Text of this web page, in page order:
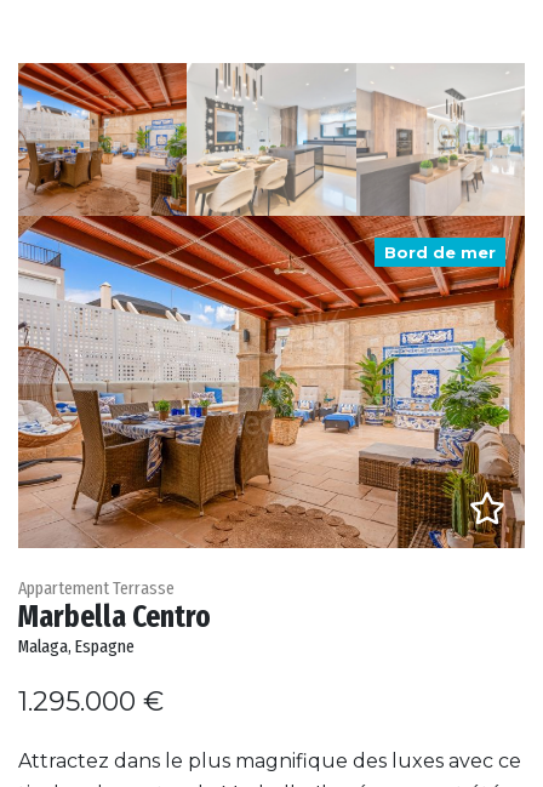
Bord de mer
Appartement Terrasse
Marbella Centro
Malaga, Espagne
1.295.000 €
Attractez dans le plus magnifique des luxes avec ce